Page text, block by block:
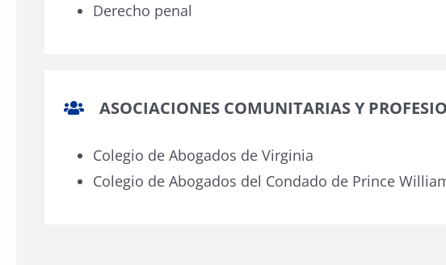
Derecho penal
ASOCIACIONES COMUNITARIAS Y
Colegio de Abogados de Virginia
Colegio de Abogados del Condado de Prince